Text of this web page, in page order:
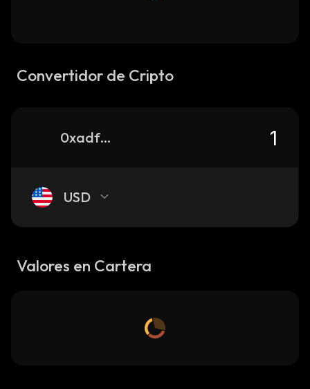
Convertidor de Cripto
0xadf3af78689ce98abafb60ff7f70a7074f450db6_base
USD
Valores en Cartera